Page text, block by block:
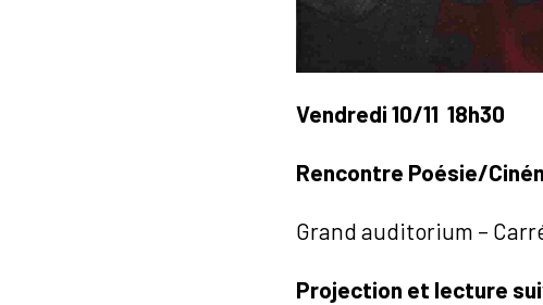
Vendredi 10/11 18h30
Rencontre Poésie/
Grand auditorium –
Projection et lecture